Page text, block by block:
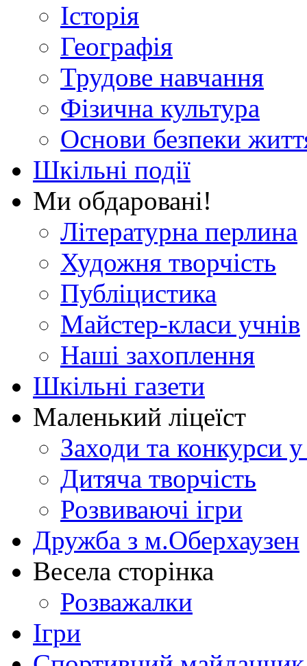
Історія
Географія
Трудове навчання
Фізична культура
Основи безпеки
Шкільні події
Ми обдаровані!
Літературна перлина
Художня творчість
Публіцистика
Майстер-класи учнів
Наші захоплення
Шкільні газети
Маленький ліцеїст
Заходи та конкурси у
Дитяча творчість
Розвиваючі ігри
Дружба з м.Оберхаузен
Весела сторінка
Розважалки
Ігри